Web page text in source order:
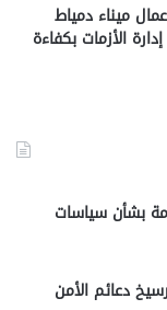
ميناء دمياط
الأزمات بكفاءة
بشأن سياسات
دعائم الأمن